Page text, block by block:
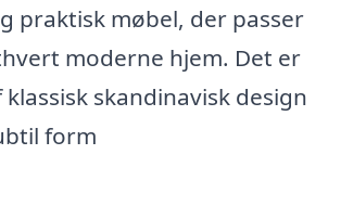
praktisk møbel, der passer
moderne hjem. Det er
skandinavisk design
form